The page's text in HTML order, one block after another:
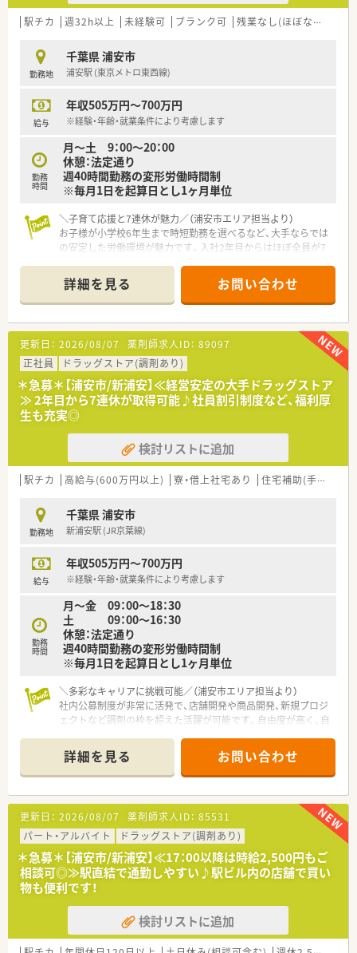
駅チカ 週32h以上 未経験可 ブランク可 残業なし(ほぼなし含む)
勤務地
千葉県 浦安市
浦安駅 (東京メトロ東西線)
給与
年収505万円～700万円
※経験・年齢・就業条件により考慮します
勤務
時間
月～土 9：00～20：00
休憩：法定通り
週40時間勤務の変形労働時間制
※毎月1日を起算日とし1ヶ月単位
＼子育て応援と7連休が魅力／（浦安市エリア担当より）
お子様が小学校6年生まで時短勤務を選べるなど、大手ならでは
の安定した労働環境が魅力です。入社2年目からはほぼ全員が7
【店舗情報と応需状況について】
■東京メトロ東西線の浦安駅から徒歩1分という抜群の好立地に
あり、駅前のビル内に位置しているため通勤の利便性は抜群で
す。
■近隣の複数のクリニックから、内科や消化器科、耳鼻咽喉科、
皮膚科、整形外科などの処方箋を幅広く応需しています。
■1日あたり60枚から70枚ほどの処方箋を多科目からバランス
よく受けており、薬剤師としての高い専門性が身に付きます。
【法人特徴について】
■業界を牽引する大手ドラッグストアチェーンであり、お客様の
健康寿命を延ばす次世代型店舗の構築を進めています。
■女性の活躍推進に力を注いでおり、厚生労働大臣より最高位で
ある3段階目の「えるぼし」認定を取得している優良企業です。
制を通じて様々な職種へキャリアを広げることが可能です。
【想定されるキャリアイメージ】
意されており、生涯にわたり学びを深められる環境です。
■店舗の管理薬剤師を目指すルートのほか、リクルーターや店舗
■手厚い諸手当に加えて大手ならではの安定した賞与支給があ
るため、将来を見据えて確実なライフプランを立てられます。
【こんな方が活躍中】
■中途入社した薬剤師が多く在籍しており、個別のフォローアッ
■育児時短勤務制度を利用しているスタッフがおり、1日6時間
勤務を行いながら無理なく店舗業務と両立をさせています。
■社内公募制度を活用して、自ら商品開発や新規プロジェクトへ
の参画を志願し、キャリアを自発的に切り拓く方がいます。
詳細を見る お問い合わせ
更新日： 2026/08/07 薬剤師求人ID： 89097
正社員
ドラッグストア(調剤あり)
＊急募＊【浦安市/新浦安】≪経営安定の大手ドラッグストア
≫ 2年目から7連休が取得可能♪社員割引制度など、福利厚
生も充実◎
検討リストに追加
駅チカ 高給与(600万円以上) 寮・借上社宅あり 住宅補助(手当)あり
勤務地
千葉県 浦安市
新浦安駅 (JR京葉線)
給与
年収505万円～700万円
※経験・年齢・就業条件により考慮します
勤務
時間
月～金 09：00～18：30
土 09：00～16：30
休憩：法定通り
週40時間勤務の変形労働時間制
※毎月1日を起算日とし1ヶ月単位
＼多彩なキャリアに挑戦可能／（浦安市エリア担当より）
社内公募制度が非常に活発で、店舗開発や商品開発、新規プロジ
ェクトなど調剤の枠を超えた活躍が可能です。自由度が高く、自
【店舗情報と応需状況について】
■新浦安駅から徒歩7分ほどの便利な場所にあり、周辺は落ち着
いた環境の住宅街に位置しているため日々気持ちよく就業でき
ます。
■近隣の医療機関より、主に眼科、産科、婦人科、歯科などの処方
箋を1日あたり30枚ほど応需しております。
■1日あたりの処方箋枚数は少なめで落ち着いているため、患者
様一人ひとりに対して焦らず丁寧な対応ができる環境です。
【法人特徴について】
■業界を牽引する大手のドラッグストアチェーンであり、お客様
の健康寿命を延ばす次世代型店舗の構築を進めています。
■女性の活躍推進に力を注いでおり、厚生労働大臣より最高位で
ある3段階目の「えるぼし」認定を取得している優良企業です。
詳細を見る お問い合わせ
更新日： 2026/08/07 薬剤師求人ID： 85531
パート・アルバイト
ドラッグストア(調剤あり)
＊急募＊【浦安市/新浦安】≪17：00以降は時給2,500円もご
相談可◎≫駅直結で通勤しやすい♪駅ビル内の店舗で買い
物も便利です！
検討リストに追加